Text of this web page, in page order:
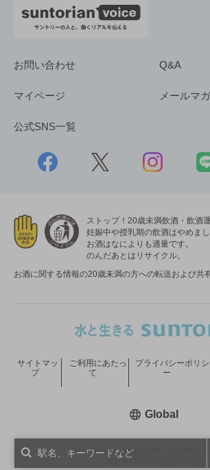
お問い合わせ Q&A
マイページ メールマ
公式SNS一覧
ストップ！20歳未満飲酒・飲酒運
妊娠中や授乳期の飲酒はやめまし
お酒はなによりも適量です。
のんだあとはリサイクル。
お酒に関する情報の20歳未満の方への転送および共
COPYRIGHT © SUNTORY HOLDINGS
サイトマッ
プ
ご利用にあたっ
て
プライバシーポリシ
ー
Global新し